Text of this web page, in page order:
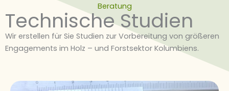
Beratung
Technische Studien
Wir erstellen für Sie Studien zur Vorbereitung von größeren
Engagements im Holz – und Forstsektor Kolumbiens.